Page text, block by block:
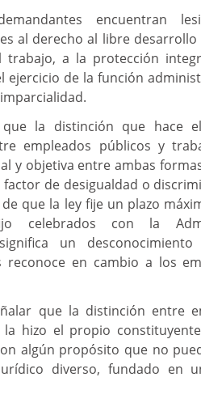
encuentran
al derecho al libre
trabajo, a la protección
ejercicio de la función
la distinción que hace
empleados públicos y
y objetiva entre ambas
de desigualdad o
que la ley fije un plazo
celebrados con la
un
reconoce en cambio a los
que la distinción entre
la hizo el propio
algún propósito que no
diverso, fundado en